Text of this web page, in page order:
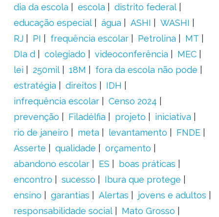
dia da escola
escola
distrito federal
educação especial
água ASHI
WASHI
RJ
PI frequência escolar Petrolina
MT
DIa d
colegiado videoconferência
MEC
lei
250mil 18M
fora da escola não pode
estratégia
direitos
IDH
infrequência escolar
Censo 2024
prevenção
Filadélfia projeto
iniciativa
rio de janeiro
meta levantamento
FNDE
Asserte
qualidade
orçamento
abandono escolar
ES
boas práticas
encontro
sucesso
Ibura que protege
ensino
garantias Alertas
jovens e adultos
responsabilidade social
Mato Grosso